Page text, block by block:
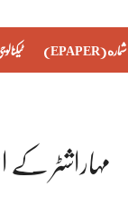
(EPAPER) شماره
مہاراشٹر